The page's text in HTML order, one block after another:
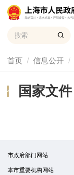
首页 信息公开
国家文件
市政府部门网站
本市重要机构网站